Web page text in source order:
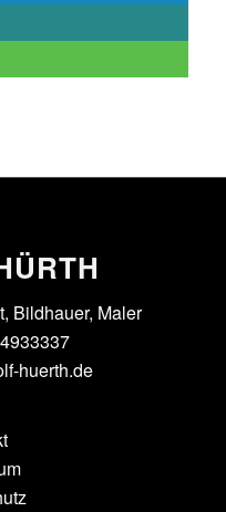
Bildhauer, Maler
huerth.de